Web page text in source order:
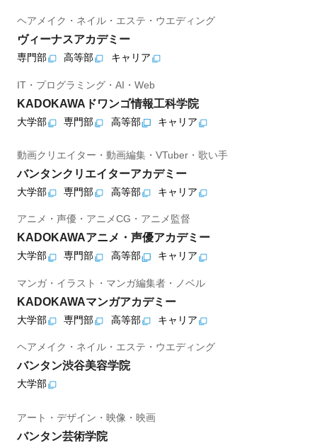
ヘアメイク・ネイル・エステ・ウエディング
ヴィーナスアカデミー
専門部 高等部 キャリア
IT・プログラミング・AI・Web
KADOKAWAドワンゴ情報工科学院
大学部 専門部 高等部 キャリア
動画クリエイター・動画編集・VTuber・歌い手
バンタンクリエイターアカデミー
大学部 専門部 高等部 キャリア
アニメ・声優・アニメCG・アニメ監督
KADOKAWAアニメ・声優アカデミー
大学部 専門部 高等部 キャリア
マンガ・イラスト・マンガ編集者・ノベル
KADOKAWAマンガアカデミー
大学部 専門部 高等部 キャリア
ヘアメイク・ネイル・エステ・ウエディング
バンタン渋谷美容学院
大学部
アート・デザイン・映像・映画
バンタン芸術学院